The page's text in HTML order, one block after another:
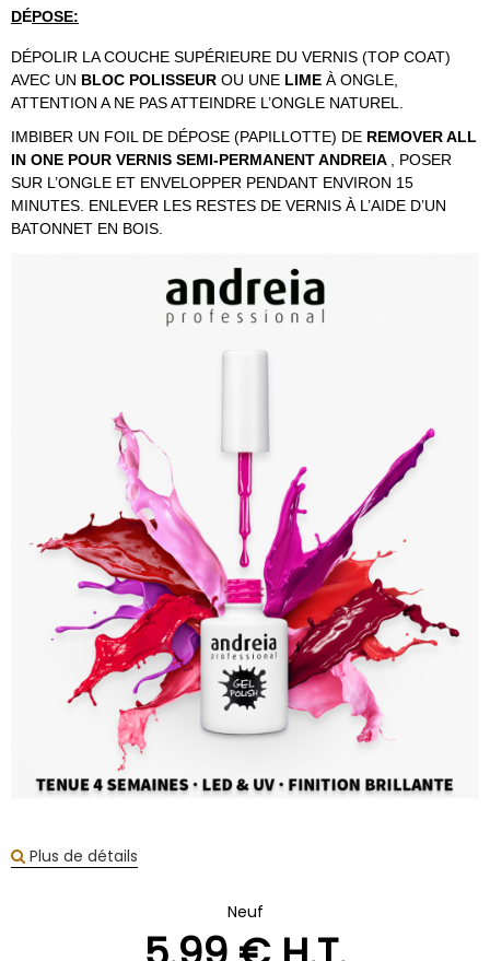
DÉPOSE:
DÉPOLIR LA COUCHE SUPÉRIEURE DU VERNIS (TOP COAT)
AVEC UN BLOC POLISSEUR OU UNE LIME À ONGLE,
ATTENTION A NE PAS ATTEINDRE L’ONGLE NATUREL.
IMBIBER UN FOIL DE DÉPOSE (PAPILLOTTE) DE REMOVER ALL
IN ONE POUR VERNIS SEMI-PERMANENT ANDREIA
, POSER
SUR L’ONGLE ET ENVELOPPER PENDANT ENVIRON 15
MINUTES. ENLEVER LES RESTES DE VERNIS À L’AIDE D’UN
BATONNET EN BOIS.
Plus de détails
Neuf